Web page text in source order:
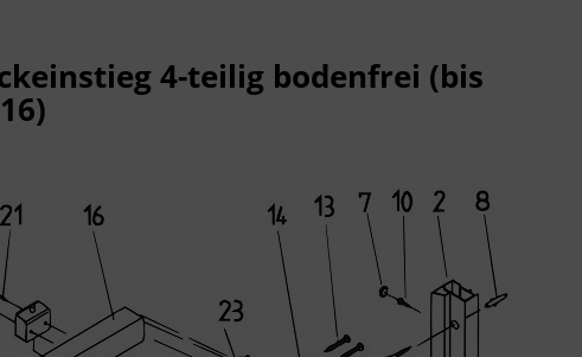
4-teilig bodenfrei (bis